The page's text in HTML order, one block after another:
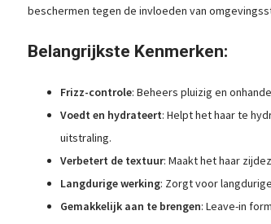
beschermen tegen de invloeden van
Belangrijkste Kenmerken:
Frizz-controle: Beheers pluizig en
Voedt en hydrateert: Helpt het haar te
uitstraling.
Verbetert de textuur: Maakt het haar
Langdurige werking: Zorgt voor
Gemakkelijk aan te brengen: Leave-in